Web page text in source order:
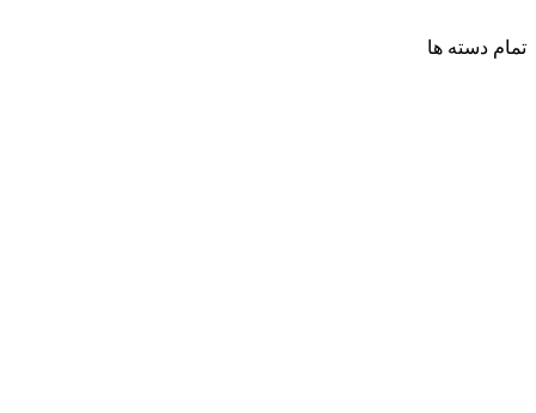
تمام دسته ها